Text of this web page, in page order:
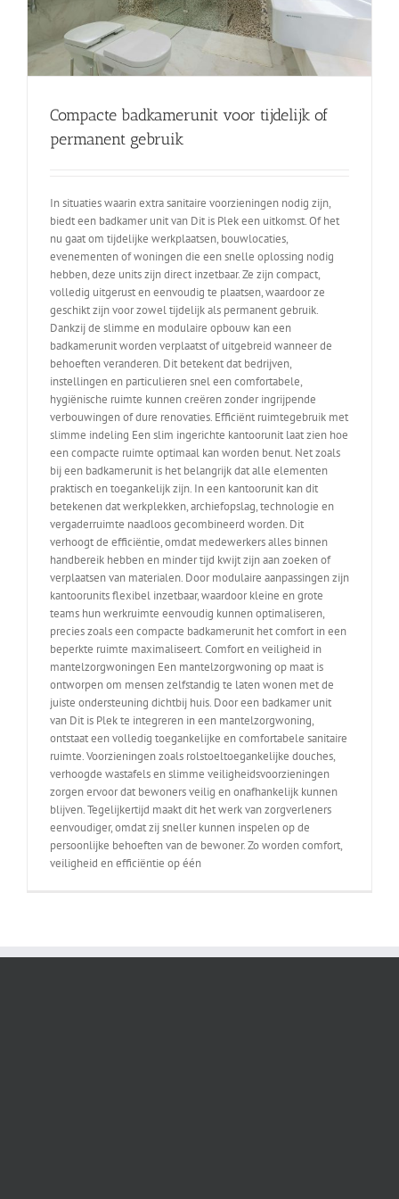
Compacte badkamerunit voor tijdelijk of
permanent gebruik
In situaties waarin extra sanitaire voorzieningen nodig zijn,
biedt een badkamer unit van Dit is Plek een uitkomst. Of het
nu gaat om tijdelijke werkplaatsen, bouwlocaties,
evenementen of woningen die een snelle oplossing nodig
hebben, deze units zijn direct inzetbaar. Ze zijn compact,
volledig uitgerust en eenvoudig te plaatsen, waardoor ze
geschikt zijn voor zowel tijdelijk als permanent gebruik.
Dankzij de slimme en modulaire opbouw kan een
badkamerunit worden verplaatst of uitgebreid wanneer de
behoeften veranderen. Dit betekent dat bedrijven,
instellingen en particulieren snel een comfortabele,
hygiënische ruimte kunnen creëren zonder ingrijpende
verbouwingen of dure renovaties. Efficiënt ruimtegebruik met
slimme indeling Een slim ingerichte kantoorunit laat zien hoe
een compacte ruimte optimaal kan worden benut. Net zoals
bij een badkamerunit is het belangrijk dat alle elementen
praktisch en toegankelijk zijn. In een kantoorunit kan dit
betekenen dat werkplekken, archiefopslag, technologie en
vergaderruimte naadloos gecombineerd worden. Dit
verhoogt de efficiëntie, omdat medewerkers alles binnen
handbereik hebben en minder tijd kwijt zijn aan zoeken of
verplaatsen van materialen. Door modulaire aanpassingen zijn
kantoorunits flexibel inzetbaar, waardoor kleine en grote
teams hun werkruimte eenvoudig kunnen optimaliseren,
precies zoals een compacte badkamerunit het comfort in een
beperkte ruimte maximaliseert. Comfort en veiligheid in
mantelzorgwoningen Een mantelzorgwoning op maat is
ontworpen om mensen zelfstandig te laten wonen met de
juiste ondersteuning dichtbij huis. Door een badkamer unit
van Dit is Plek te integreren in een mantelzorgwoning,
ontstaat een volledig toegankelijke en comfortabele sanitaire
ruimte. Voorzieningen zoals rolstoeltoegankelijke douches,
verhoogde wastafels en slimme veiligheidsvoorzieningen
zorgen ervoor dat bewoners veilig en onafhankelijk kunnen
blijven. Tegelijkertijd maakt dit het werk van zorgverleners
eenvoudiger, omdat zij sneller kunnen inspelen op de
persoonlijke behoeften van de bewoner. Zo worden comfort,
veiligheid en efficiëntie op één